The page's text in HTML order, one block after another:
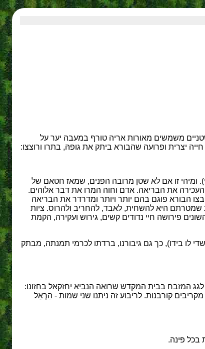
משמשים מאורות אריה טורף במעבה יער על
יצרית ופרועה שהבורא ביתק את גופהּ, בתרו ורוצצו:
ומיהי זו אם לא שטן מרובה הפנים, שמאז חטאם של
העכירה את הבריאה. אדם וחוה המרו את דבר אלוהים.
הבורא פוגם בהם יותר ויותר ומדרדר את הבריאה
שמטרתם היא להשחית, לאבד, להחריב ולהרוס. ציות
פירושה חיי נדודים קשים, גירוש ועקירה, הקמת
לו בידו), כך גם גיבורנו, ברדתו לכרמי תמנתה, מבתק
לגג המזבח בבית המקדש שרואה הנביא יחזקאל בחזונו:
קורבנות. לריבוע זה ניתנו שני שמות - הַרְאֵל
בכל פינה.